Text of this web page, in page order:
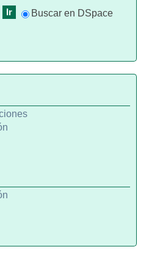
Buscar en DSpace